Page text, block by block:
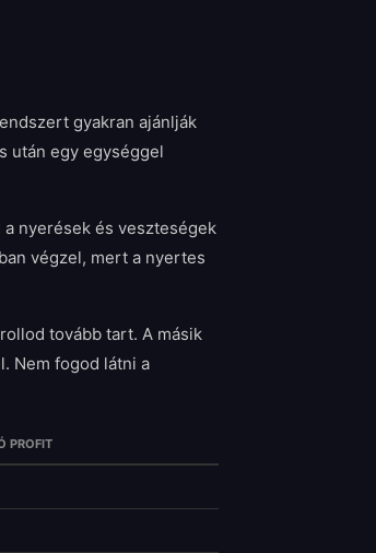
gyakran ajánlják
után egy egységgel
nyerések és veszteségek
végzel, mert a nyertes
tovább tart. A másik
Nem fogod látni a
PROFIT